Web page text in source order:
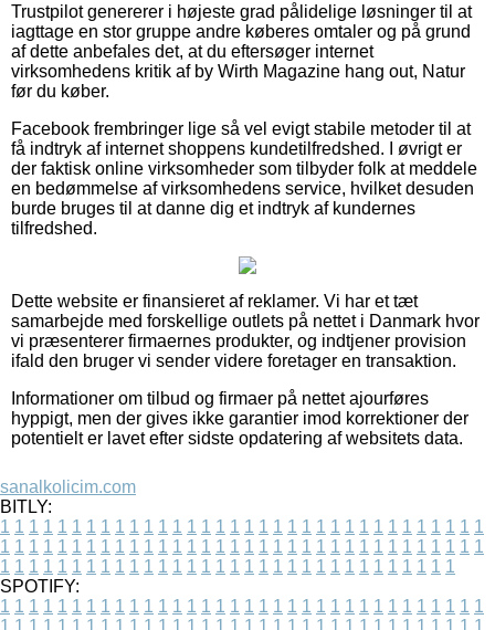
Trustpilot genererer i højeste grad pålidelige løsninger til at
iagttage en stor gruppe andre køberes omtaler og på grund
af dette anbefales det, at du eftersøger internet
virksomhedens kritik af by Wirth Magazine hang out, Natur
før du køber.
Facebook frembringer lige så vel evigt stabile metoder til at
få indtryk af internet shoppens kundetilfredshed. I øvrigt er
der faktisk online virksomheder som tilbyder folk at meddele
en bedømmelse af virksomhedens service, hvilket desuden
burde bruges til at danne dig et indtryk af kundernes
tilfredshed.
Dette website er finansieret af reklamer. Vi har et tæt
samarbejde med forskellige outlets på nettet i Danmark hvor
vi præsenterer firmaernes produkter, og indtjener provision
ifald den bruger vi sender videre foretager en transaktion.
Informationer om tilbud og firmaer på nettet ajourføres
hyppigt, men der gives ikke garantier imod korrektioner der
potentielt er lavet efter sidste opdatering af websitets data.
sanalkolicim.com
BITLY:
1 1 1 1 1 1 1 1 1 1 1 1 1 1 1 1 1 1 1 1 1 1 1 1 1 1 1 1 1 1 1 1 1 1
1 1 1 1 1 1 1 1 1 1 1 1 1 1 1 1 1 1 1 1 1 1 1 1 1 1 1 1 1 1 1 1 1 1
1 1 1 1 1 1 1 1 1 1 1 1 1 1 1 1 1 1 1 1 1 1 1 1 1 1 1 1 1 1 1 1
SPOTIFY:
1 1 1 1 1 1 1 1 1 1 1 1 1 1 1 1 1 1 1 1 1 1 1 1 1 1 1 1 1 1 1 1 1 1
1 1 1 1 1 1 1 1 1 1 1 1 1 1 1 1 1 1 1 1 1 1 1 1 1 1 1 1 1 1 1 1 1 1